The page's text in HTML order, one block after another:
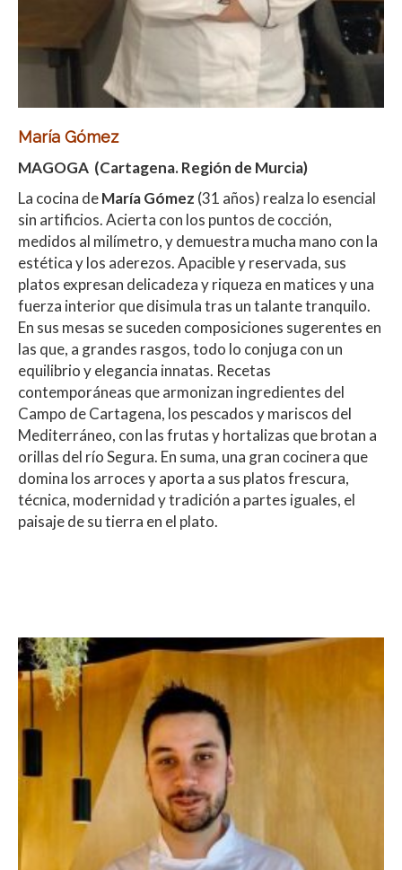
María Gómez
MAGOGA (Cartagena. Región de Murcia)
La cocina deMaría Gómez (31 años) realza lo esencial
sin artificios. Acierta con los puntos de cocción,
medidos al milímetro, y demuestra mucha mano con la
estética y los aderezos. Apacible y reservada, sus
platos expresan delicadeza y riqueza en matices y una
fuerza interior que disimula tras un talante tranquilo.
En sus mesas se suceden composiciones sugerentes en
las que, a grandes rasgos, todo lo conjuga con un
equilibrio y elegancia innatas. Recetas
contemporáneas que armonizan ingredientes del
Campo de Cartagena, los pescados y mariscos del
Mediterráneo, con las frutas y hortalizas que brotan a
orillas del río Segura. En suma, una gran cocinera que
domina los arroces y aporta a sus platos frescura,
técnica, modernidad y tradición a partes iguales, el
paisaje de su tierra en el plato.